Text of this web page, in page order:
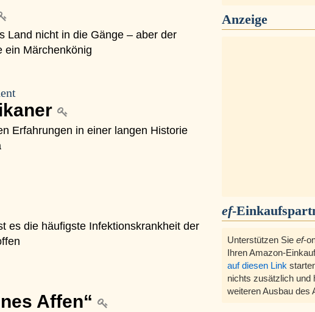
Land nicht in die Gänge – aber der
ein Märchenkönig
Erfahrungen in einer langen Historie
es die häufigste Infektionskrankheit der
Affen“
Anzeige
ef-
Unterstützen Sie ef-
Ihren Amazon-
auf diesen Link
nichts zusätzlich und
weiteren Ausbau des